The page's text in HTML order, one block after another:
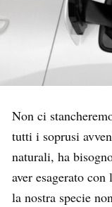
Non ci
tutti i soprusi
naturali, ha
aver esagerato
la nostra specie